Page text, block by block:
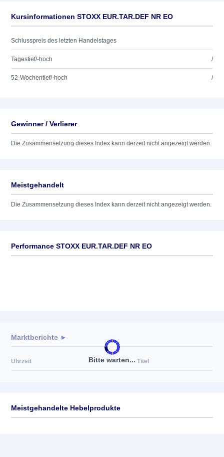
Kursinformationen STOXX EUR.TAR.DEF NR EO
Schlusspreis des letzten Handelstages
Tagestief/-hoch /
52-Wochentief/-hoch /
Gewinner / Verlierer
Die Zusammensetzung dieses Index kann derzeit nicht angezeigt werden.
Meistgehandelt
Die Zusammensetzung dieses Index kann derzeit nicht angezeigt werden.
Performance STOXX EUR.TAR.DEF NR EO
Bitte warten...
Marktberichte ►
Uhrzeit Titel
Meistgehandelte Hebelprodukte